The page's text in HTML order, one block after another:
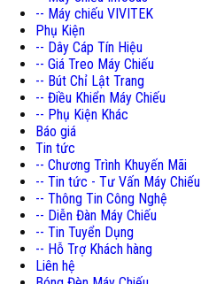
-- Máy chiếu VIVITEK
Phụ Kiện
-- Dây Cáp Tín Hiệu
-- Giá Treo Máy Chiếu
-- Bút Chỉ Lật Trang
-- Điều Khiển Máy Chiếu
-- Phụ Kiện Khác
Báo giá
Tin tức
-- Chương Trình Khuyến Mãi
-- Tin tức - Tư Vấn Máy Chiếu
-- Thông Tin Công Nghệ
-- Diễn Đàn Máy Chiếu
-- Tin Tuyển Dụng
-- Hỗ Trợ Khách hàng
Liên hệ